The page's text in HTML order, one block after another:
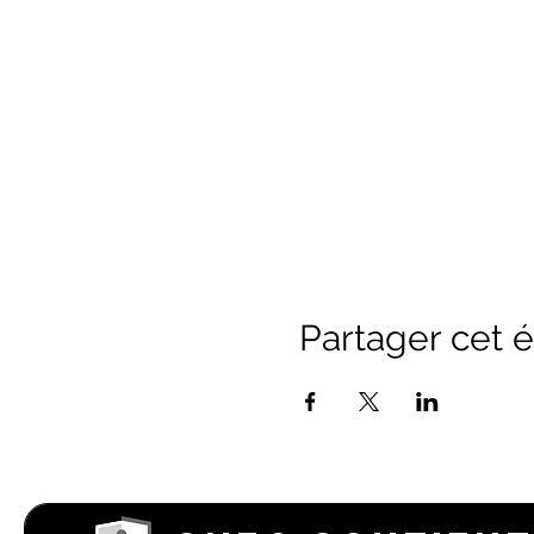
Partager cet